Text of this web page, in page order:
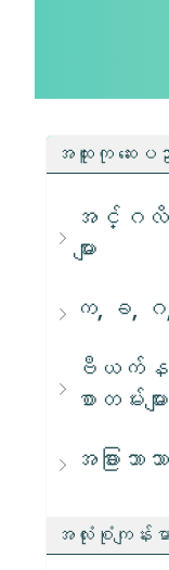
အထူးကု ဆေးပ
အင်္ဂလိ
များ
က, ခ,
ဗီယက်န
စာတမ်းများ
အခြားဘာသ
အလုံးစုံကျန်းမာ